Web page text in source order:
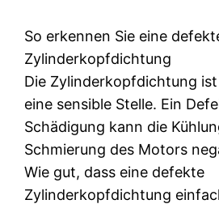
So erkennen Sie eine
Zylinderkopfdichtung
Die Zylinderkopfdichtung
eine sensible Stelle. Ein
Schädigung kann die
Schmierung des Motors
Wie gut, dass eine defekte
Zylinderkopfdichtung